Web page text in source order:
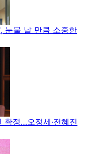
눈물 날 만큼 소중한
확정…오정세·전혜진